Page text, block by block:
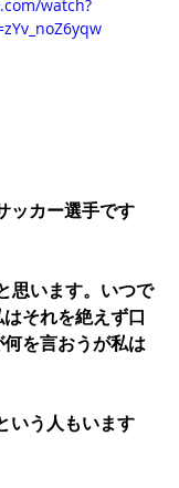
watch?
ッカー選手です
思います。いつで
それを絶えず口
を言おうが私は
いう人もいます